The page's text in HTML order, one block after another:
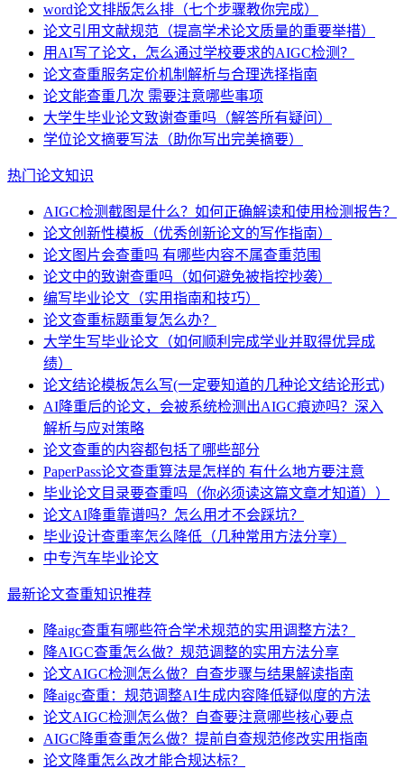
word论文排版怎么排（七个步骤教你完成）
论文引用文献规范（提高学术论文质量的重要举措）
用AI写了论文，怎么通过学校要求的AIGC检测？
论文查重服务定价机制解析与合理选择指南
论文能查重几次 需要注意哪些事项
大学生毕业论文致谢查重吗（解答所有疑问）
学位论文摘要写法（助你写出完美摘要）
热门论文知识
AIGC检测截图是什么？如何正确解读和使用检测报告？
论文创新性模板（优秀创新论文的写作指南）
论文图片会查重吗 有哪些内容不属查重范围
论文中的致谢查重吗（如何避免被指控抄袭）
编写毕业论文（实用指南和技巧）
论文查重标题重复怎么办？
大学生写毕业论文（如何顺利完成学业并取得优异成
绩）
论文结论模板怎么写(一定要知道的几种论文结论形式)
AI降重后的论文，会被系统检测出AIGC痕迹吗？深入
解析与应对策略
论文查重的内容都包括了哪些部分
PaperPass论文查重算法是怎样的 有什么地方要注意
毕业论文目录要查重吗（你必须读这篇文章才知道））
论文AI降重靠谱吗？怎么用才不会踩坑？
毕业设计查重率怎么降低（几种常用方法分享）
中专汽车毕业论文
最新论文查重知识推荐
降aigc查重有哪些符合学术规范的实用调整方法？
降AIGC查重怎么做？规范调整的实用方法分享
论文AIGC检测怎么做？自查步骤与结果解读指南
降aigc查重：规范调整AI生成内容降低疑似度的方法
论文AIGC检测怎么做？自查要注意哪些核心要点
AIGC降重查重怎么做？提前自查规范修改实用指南
论文降重怎么改才能合规达标？